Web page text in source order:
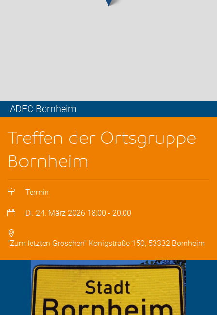
ADFC Bornheim
Treffen der Ortsgruppe
Bornheim
Termin
Di. 24. März 2026 18:00 - 20:00
"Zum letzten Groschen" Königstraße 150, 53332 Bornheim